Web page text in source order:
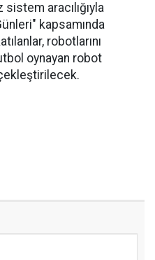
aracılığıyla
kapsamında
robotlarını
oynayan robot